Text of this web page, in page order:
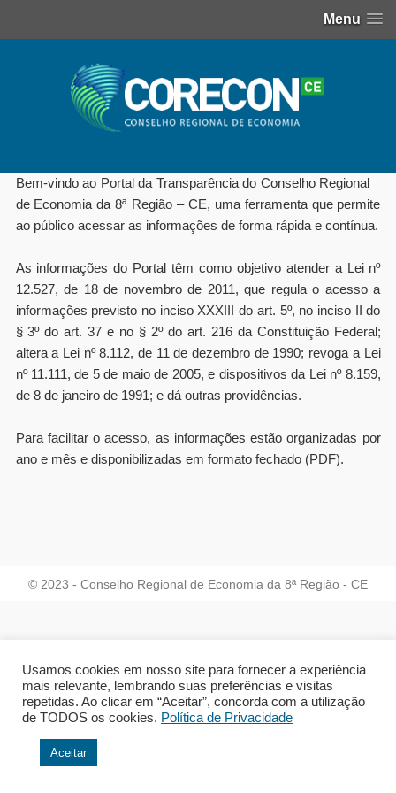
Menu
Bem-vindo ao Portal da Transparência do Conselho Regional
de Economia da 8ª Região – CE, uma ferramenta que permite
ao público acessar as informações de forma rápida e contínua.
As informações do Portal têm como objetivo atender a Lei nº
12.527, de 18 de novembro de 2011, que regula o acesso a
informações previsto no inciso XXXIII do art. 5º, no inciso II do
§ 3º do art. 37 e no § 2º do art. 216 da Constituição Federal;
altera a Lei nº 8.112, de 11 de dezembro de 1990; revoga a Lei
nº 11.111, de 5 de maio de 2005, e dispositivos da Lei nº 8.159,
de 8 de janeiro de 1991; e dá outras providências.
Para facilitar o acesso, as informações estão organizadas por
ano e mês e disponibilizadas em formato fechado (PDF).
© 2023 - Conselho Regional de Economia da 8ª Região - CE
Usamos cookies em nosso site para fornecer a experiência
mais relevante, lembrando suas preferências e visitas
repetidas. Ao clicar em “Aceitar”, concorda com a utilização
de TODOS os cookies. Política de Privacidade
Aceitar